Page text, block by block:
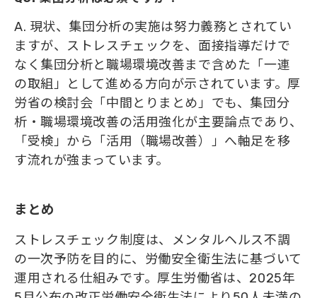
A. 現状、集団分析の実施は努力義務とされてい
ますが、ストレスチェックを、面接指導だけで
なく集団分析と職場環境改善まで含めた「一連
の取組」として進める方向が示されています。厚
労省の検討会「中間とりまとめ」でも、集団分
析・職場環境改善の活用強化が主要論点であり、
「受検」から「活用（職場改善）」へ軸足を移
す流れが強まっています。
まとめ
ストレスチェック制度は、メンタルヘルス不調
の一次予防を目的に、労働安全衛生法に基づいて
運用される仕組みです。厚生労働省は、2025年